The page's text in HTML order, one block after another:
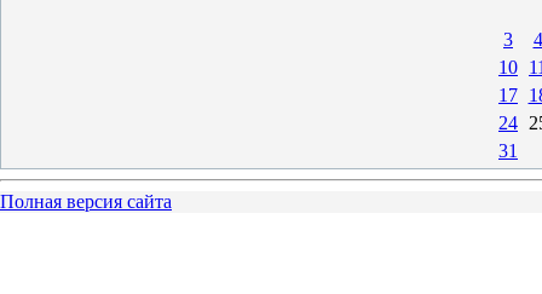
3
4
10
17
24
31
Полная версия сайта